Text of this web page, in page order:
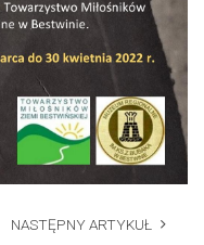
NASTĘPNY ARTYKUŁ